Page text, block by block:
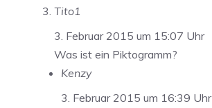
Tito1
3. Februar 2015 um 15:07 Uhr
Was ist ein Piktogramm?
Kenzy
3. Februar 2015 um 16:39 Uhr